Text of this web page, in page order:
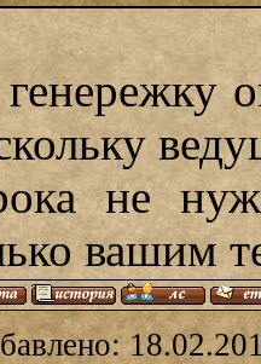
не
вашим